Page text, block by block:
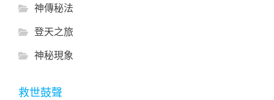
神傳秘法
登天之旅
神秘現象
救世鼓聲